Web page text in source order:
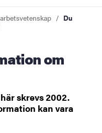
Du
skrevs 2002.
kan vara